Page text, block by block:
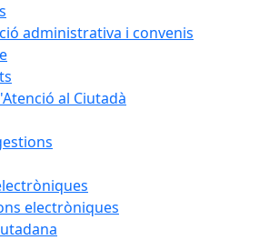
administrativa i convenis
al Ciutadà
electròniques